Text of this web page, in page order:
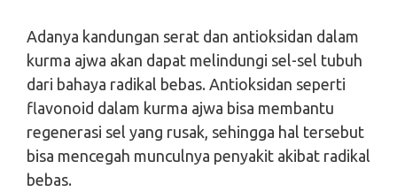
Adanya kandungan serat dan antioksidan dalam
kurma ajwa akan dapat melindungi sel-sel tubuh
dari bahaya radikal bebas. Antioksidan seperti
flavonoid dalam kurma ajwa bisa membantu
regenerasi sel yang rusak, sehingga hal tersebut
bisa mencegah munculnya penyakit akibat radikal
bebas.